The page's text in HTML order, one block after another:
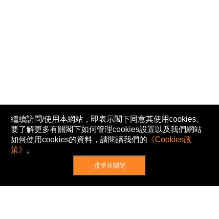
繼續訪問/使用本網站，即表示閣下同意其使用cookies。
要了解更多有關閣下如何管理cookies設置以及我們網站
如何使用cookies的資料，請閱讀我們的 《Cookies政
策》 。
接受並關閉